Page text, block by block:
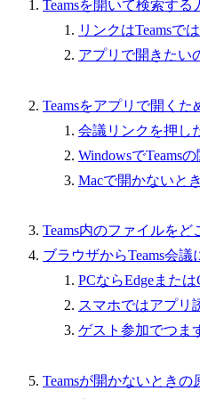
Teamsを開いて検索する
リンクはTeamsで
アプリで開きたい
Teamsをアプリで開くた
会議リンクを押し
WindowsでTeams
Macで開かないと
Teams内のファイルを
ブラウザからTeams会
PCならEdgeまた
スマホではアプリ
ゲスト参加でつま
Teamsが開かないときの